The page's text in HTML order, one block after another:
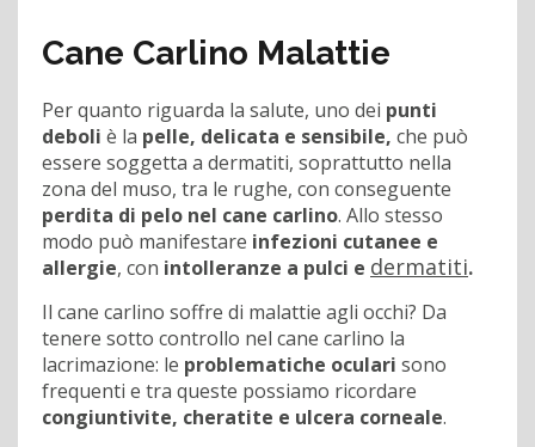
Cane Carlino Malattie
Per quanto riguarda la salute, uno dei punti
deboli è la pelle, delicata e sensibile, che può
essere soggetta a dermatiti, soprattutto nella
zona del muso, tra le rughe, con conseguente
perdita di pelo nel cane carlino. Allo stesso
modo può manifestare infezioni cutanee e
allergie, con intolleranze a pulci e dermatiti.
Il cane carlino soffre di malattie agli occhi? Da
tenere sotto controllo nel cane carlino la
lacrimazione: le problematiche oculari sono
frequenti e tra queste possiamo ricordare
congiuntivite, cheratite e ulcera corneale.